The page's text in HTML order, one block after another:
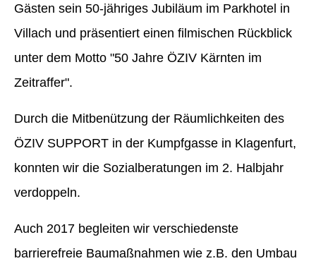
Gästen sein 50-jähriges Jubiläum im Parkhotel in
Villach und präsentiert einen filmischen Rückblick
unter dem Motto "50 Jahre ÖZIV Kärnten im
Zeitraffer".
Durch die Mitbenützung der Räumlichkeiten des
ÖZIV SUPPORT in der Kumpfgasse in Klagenfurt,
konnten wir die Sozialberatungen im 2. Halbjahr
verdoppeln.
Auch 2017 begleiten wir verschiedenste
barrierefreie Baumaßnahmen wie z.B. den Umbau